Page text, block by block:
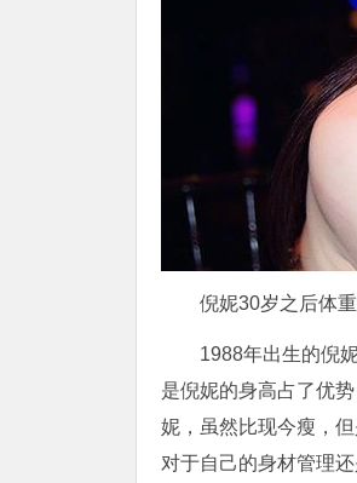
倪妮30岁之后体
1988年出生的倪
是倪妮的身高占了优
妮，虽然比现今瘦，
对于自己的身材管理